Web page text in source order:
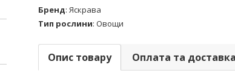
Бренд: Яскрава
Тип рослини: Овощи
Опис товару Оплата та доставка